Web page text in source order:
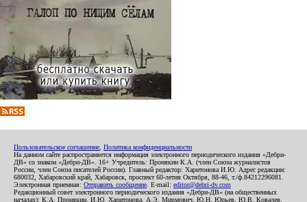
Пользовательское соглашение Политика конфиденциальности
На данном сайте распространяется информация электронного периодического издания «Дебри-
ДВ» со знаком «Дебри-ДВ». 16+ Учредитель: Пронякин К.А. (член Союза журналистов
России, член Союза писателей России). Главный редактор: Харитонова И.Ю. Адрес редакции:
680032, Хабаровский край, Хабаровск, проспект 60-летия Октября, 88-46, т./ф.84212296081.
Электронная приемная: Отправить сообщение . E-mail: editor@debri-dv.com
Редакционный совет электронного периодического издания «Дебри-ДВ» (на общественных
началах): К.А. Пронякин, И.Ю. Харитонова, А.Э. Мирмович, Ю.Н. Юрьев, Ю.В. Ковалев,